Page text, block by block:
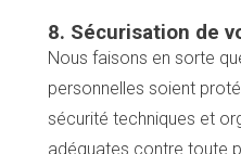
8. Sécurisation de
Nous faisons en sorte
personnelles soient
sécurité techniques et
adéquates contre toute